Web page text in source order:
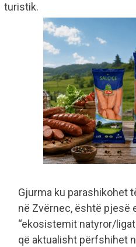
turistik.
Gjurma ku parashikohet
në Zvërnec, është pjesë
“ekosistemit natyror/
që aktualisht përfshihet